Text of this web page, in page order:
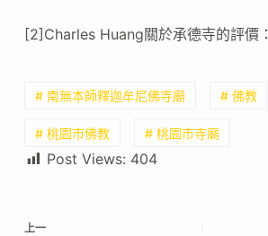
[2]Charles Huang關於承德寺的評價：
# 南無本師釋迦牟尼佛寺廟 # 佛教
# 桃園市佛教 # 桃園市寺廟
Post Views: 404
上一